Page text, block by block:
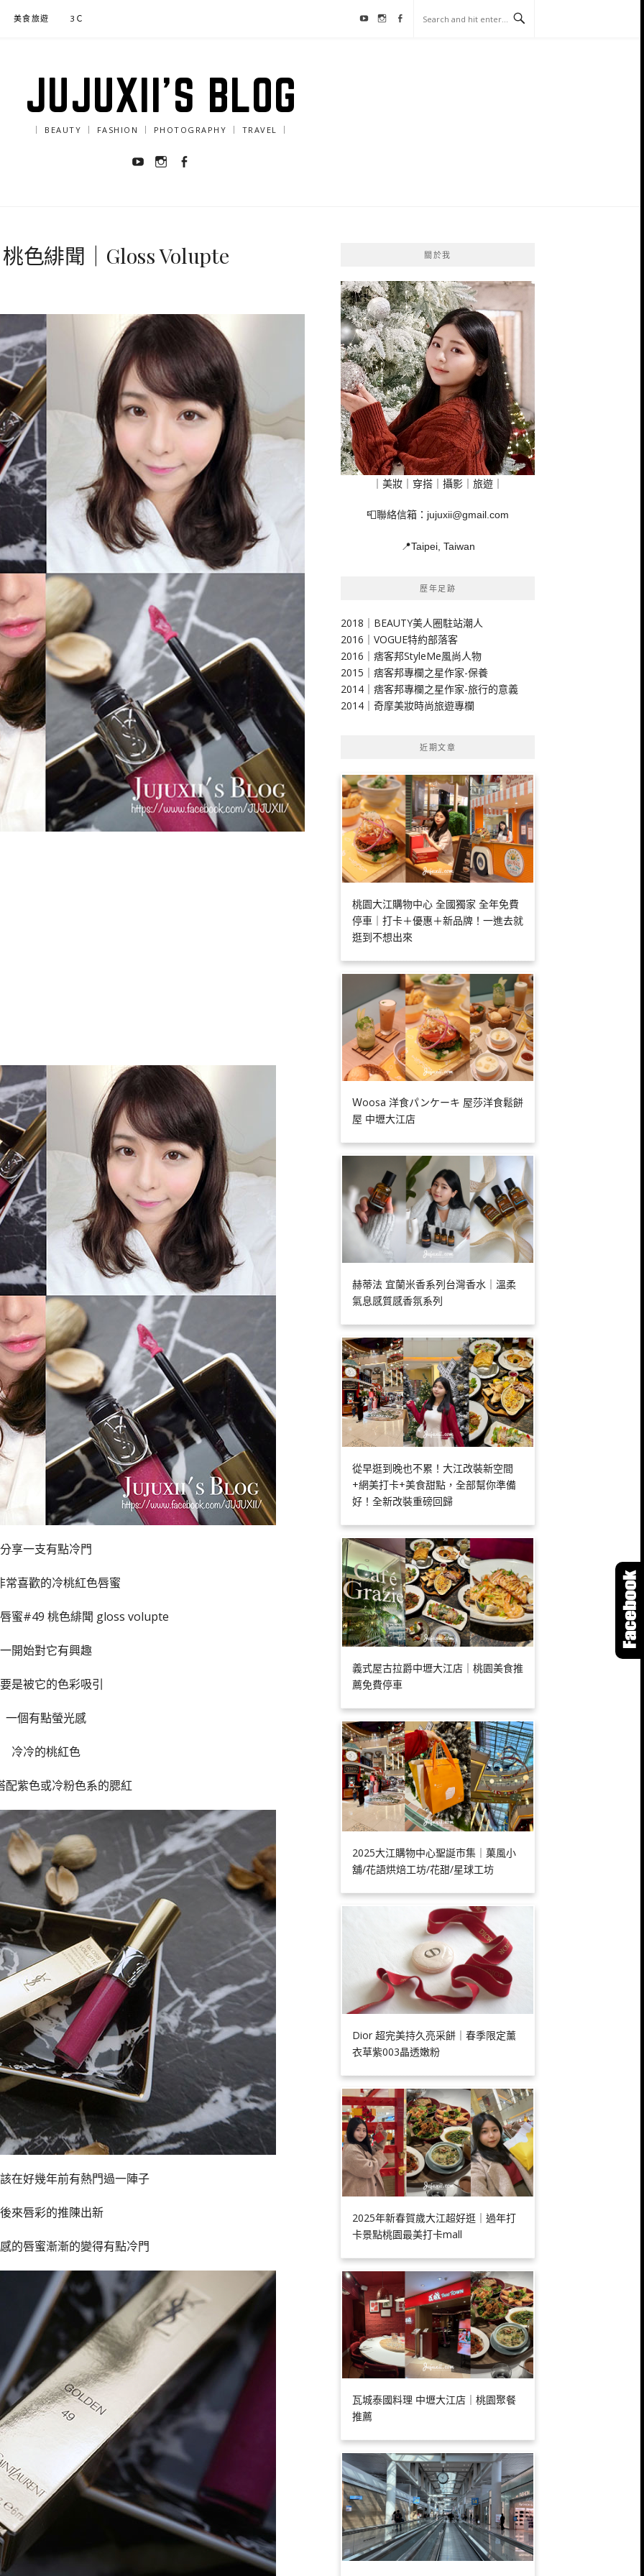
美食旅遊 3Ｃ Youtube
Instagram
Facebook
JUJUXII'S BLOG
｜ BEAUTY ｜ FASHION ｜ PHOTOGRAPHY ｜ TRAVEL ｜
YoutubeInstagram
色緋聞｜Gloss Volupte
分享一支有點冷門
常喜歡的冷桃紅色唇蜜
蜜#49 桃色緋聞 gloss volupte
一開始對它有興趣
是被它的色彩吸引
一個有點螢光感
冷冷的桃紅色
配紫色或冷粉色系的腮紅
在好幾年前有熱門過一陣子
來唇彩的推陳出新
的唇蜜漸漸的變得有點冷門
關於我
｜美妝｜穿搭｜攝影｜旅遊｜
📮聯絡信箱： jujuxii@gmail.com
📍Taipei, Taiwan
歷年足跡
2018｜BEAUTY美人圈駐站潮人
2016｜VOGUE特約部落客
2016｜痞客邦StyleMe風尚人物
2015｜痞客邦專欄之星作家-保養
2014｜痞客邦專欄之星作家-旅行的意義
2014｜奇摩美妝時尚旅遊專欄
近期文章
桃園大江購物中心 全國獨家 全年免費
停車｜打卡＋優惠＋新品牌！一進去就
逛到不想出來
Ｗoosa 洋食パンケーキ 屋莎洋食鬆餅
屋 中壢大江店
赫蒂法 宜蘭米香系列台灣香水｜溫柔
氣息感質感香氛系列
從早逛到晚也不累！大江改裝新空間
+網美打卡+美食甜點，全部幫你準備
好！全新改裝重磅回歸
義式屋古拉爵中壢大江店｜桃園美食推
薦免費停車
2025大江購物中心聖誕市集｜菓風小
舖/花語烘焙工坊/花甜/星球工坊
Dior 超完美持久亮采餅｜春季限定薰
衣草紫003晶透嫩粉
2025年新春賀歲大江超好逛｜過年打
卡景點桃園最美打卡mall
瓦城泰國料理 中壢大江店｜桃園聚餐
推薦